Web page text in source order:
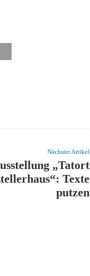
Nächster Artikel
„Tatort
Texte
putzen